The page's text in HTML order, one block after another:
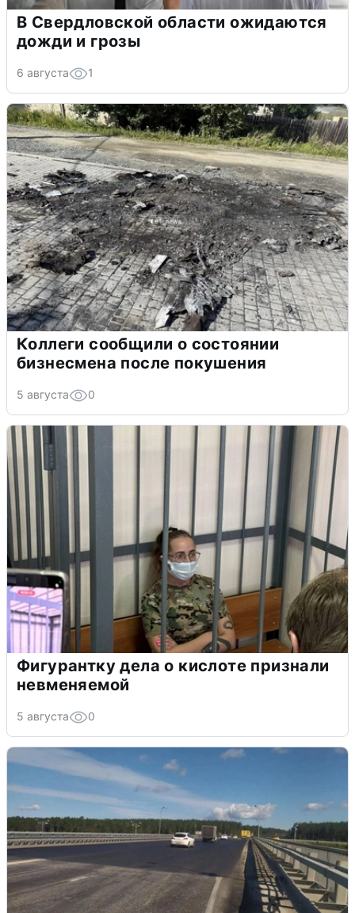
В Свердловской области ожидаются
дожди и грозы
6 августа 1
Коллеги сообщили о состоянии
бизнесмена после покушения
5 августа 0
Фигурантку дела о кислоте признали
невменяемой
5 августа 0